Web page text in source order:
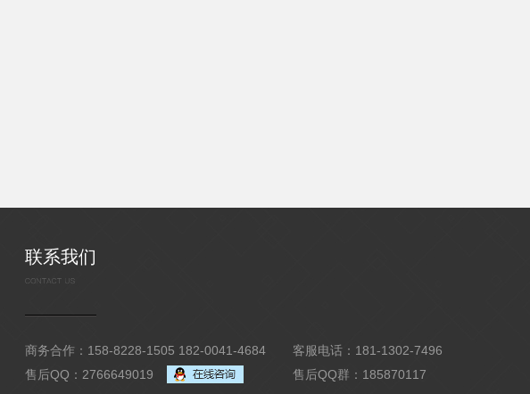
联系我们
商务合作：158-8228-1505 182-0041-4684
客服电话：181-1302-7496
售后QQ：2766649019
售后QQ群：185870117